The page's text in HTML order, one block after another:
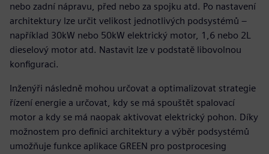
nebo zadní nápravu, před nebo za spojku atd. Po nastavení
architektury lze určit velikost jednotlivých podsystémů –
například 30kW nebo 50kW elektrický motor, 1,6 nebo 2L
dieselový motor atd. Nastavit lze v podstatě libovolnou
konfiguraci.
Inženýři následně mohou určovat a optimalizovat strategie
řízení energie a určovat, kdy se má spouštět spalovací
motor a kdy se má naopak aktivovat elektrický pohon. Díky
možnostem pro definici architektury a výběr podsystémů
umožňuje funkce aplikace GREEN pro postprocesing